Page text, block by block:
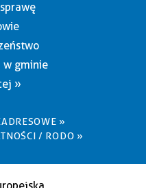
w gminie
»
»
/ RODO »